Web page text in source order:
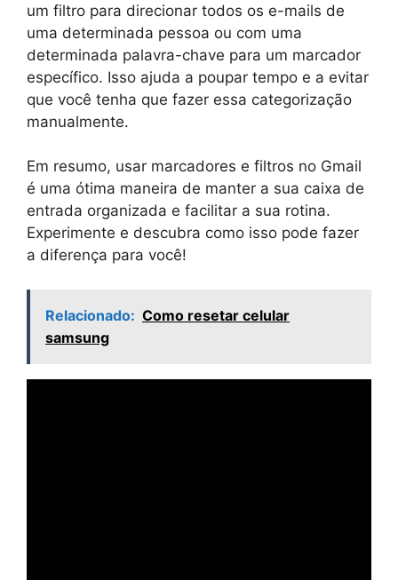
um filtro para direcionar todos os e-mails de
uma determinada pessoa ou com uma
determinada palavra-chave para um marcador
específico. Isso ajuda a poupar tempo e a evitar
que você tenha que fazer essa categorização
manualmente.
Em resumo, usar marcadores e filtros no Gmail
é uma ótima maneira de manter a sua caixa de
entrada organizada e facilitar a sua rotina.
Experimente e descubra como isso pode fazer
a diferença para você!
Relacionado: Como resetar celular
samsung